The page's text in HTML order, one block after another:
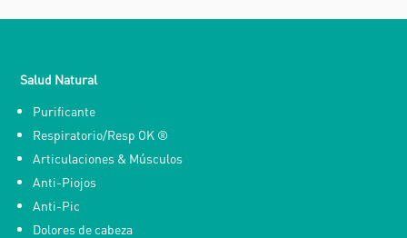
Salud Natural
Purificante
Respiratorio/Resp OK ®
Articulaciones & Músculos
Anti-Piojos
Anti-Pic
Dolores de cabeza